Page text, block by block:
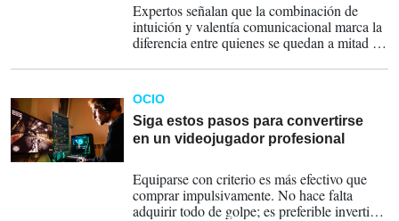
Expertos señalan que la combinación de
intuición y valentía comunicacional marca la
diferencia entre quienes se quedan a mitad de
y duradero.
OCIO
Siga estos pasos para convertirse
en un videojugador profesional
Equiparse con criterio es más efectivo que
comprar impulsivamente. No hace falta
adquirir todo de golpe; es preferible invertir